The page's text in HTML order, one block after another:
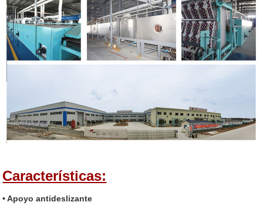
Características:
• Apoyo antideslizante